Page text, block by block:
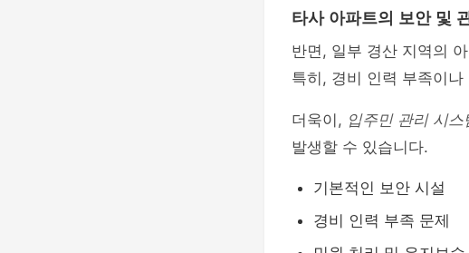
타사 아파트의 보안 및
반면, 일부 경산 지역의
특히, 경비 인력 부족이
더욱이, 입주민 관리 시스
발생할 수 있습니다.
기본적인 보안 시설
경비 인력 부족 문제